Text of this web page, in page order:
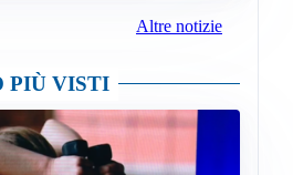
Altre notizie
PIÙ VISTI